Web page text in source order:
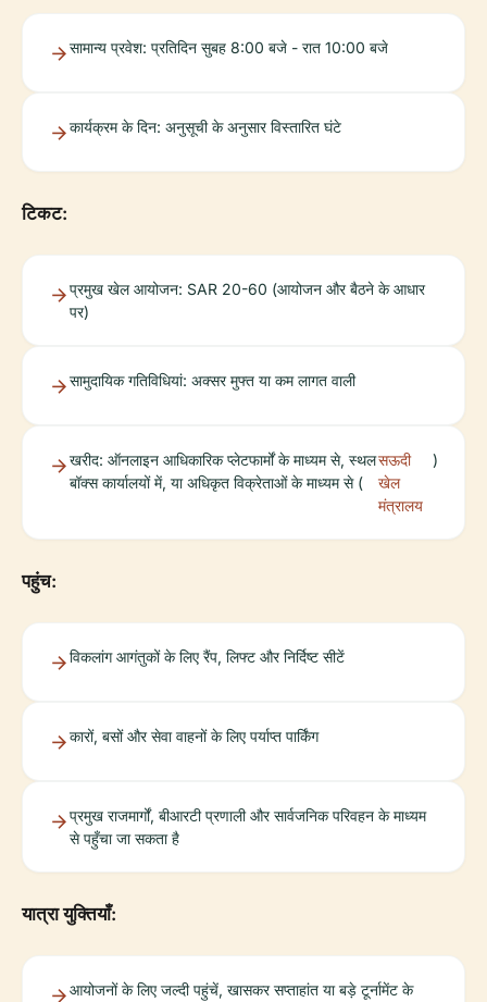
सामान्य प्रवेश: प्रतिदिन सुबह 8:00 बजे - रात 10:00 बजे
कार्यक्रम के दिन: अनुसूची के अनुसार विस्तारित घंटे
टिकट:
प्रमुख खेल आयोजन: SAR 20-60 (आयोजन और बैठने के आधार
पर)
सामुदायिक गतिविधियां: अक्सर मुफ्त या कम लागत वाली
खरीद: ऑनलाइन आधिकारिक प्लेटफार्मों के माध्यम से, स्थल
बॉक्स कार्यालयों में, या अधिकृत विक्रेताओं के माध्यम से (
सऊदी
खेल
मंत्रालय
)
पहुंच:
विकलांग आगंतुकों के लिए रैंप, लिफ्ट और निर्दिष्ट सीटें
कारों, बसों और सेवा वाहनों के लिए पर्याप्त पार्किंग
प्रमुख राजमार्गों, बीआरटी प्रणाली और सार्वजनिक परिवहन के माध्यम
से पहुँचा जा सकता है
यात्रा युक्तियाँ:
आयोजनों के लिए जल्दी पहुंचें, खासकर सप्ताहांत या बड़े टूर्नामेंट के